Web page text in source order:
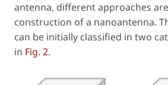
antenna, different approaches
construction of a nanoantenna.
can be initially classified in two
in Fig. 2.